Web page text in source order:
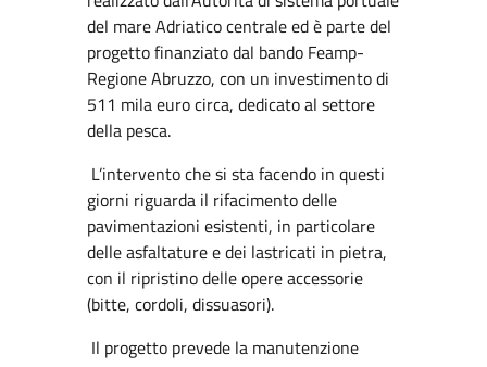
del mare Adriatico centrale ed è parte del
progetto finanziato dal bando Feamp-
Regione Abruzzo, con un investimento di
511 mila euro circa, dedicato al settore
della pesca.
L’intervento che si sta facendo in questi
giorni riguarda il rifacimento delle
pavimentazioni esistenti, in particolare
delle asfaltature e dei lastricati in pietra,
con il ripristino delle opere accessorie
(bitte, cordoli, dissuasori).
Il progetto prevede la manutenzione